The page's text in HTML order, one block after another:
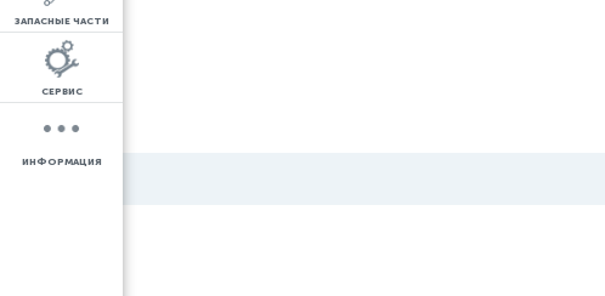
ЗАПАСНЫЕ ЧАСТИ
СЕРВИС
ИНФОРМАЦИЯ